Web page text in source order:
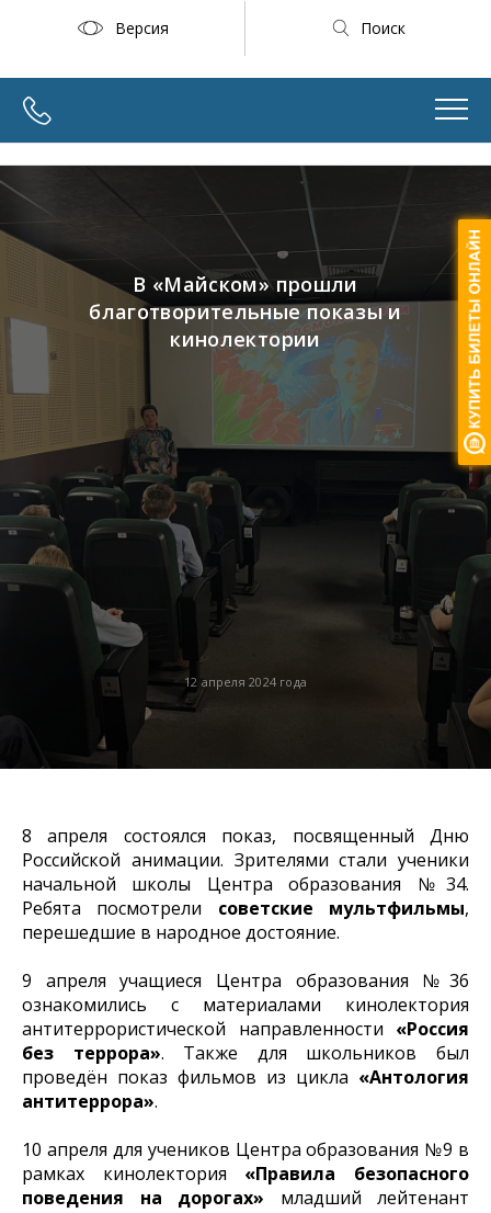
Версия Поиск
12 апреля 2024 года
В «Майском» прошли
благотворительные показы и
кинолектории
8 апреля состоялся показ, посвященный Дню
Российской анимации. Зрителями стали ученики
начальной школы Центра образования №34.
Ребята посмотрели советские мультфильмы,
перешедшие в народное достояние.
9 апреля учащиеся Центра образования №36
ознакомились с материалами кинолектория
антитеррористической направленности «Россия
без террора». Также для школьников был
проведён показ фильмов из цикла «Антология
антитеррора».
10 апреля для учеников Центра образования №9 в
рамках кинолектория «Правила безопасного
поведения на дорогах» младший лейтенант